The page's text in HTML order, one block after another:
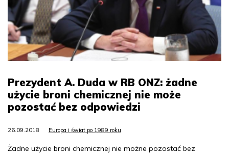
Prezydent A. Duda w RB ONZ: żadne
użycie broni chemicznej nie może
pozostać bez odpowiedzi
26.09.2018 Europa i świat po 1989 roku
Żadne użycie broni chemicznej nie możne pozostać bez